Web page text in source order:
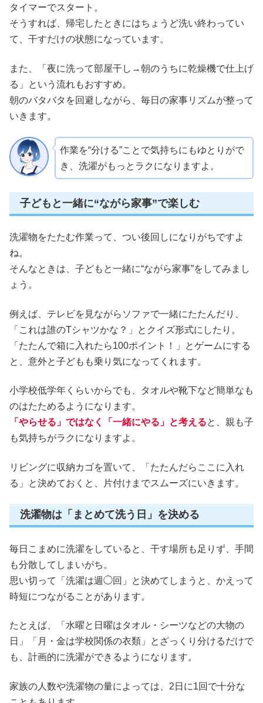
タイマーでスタート。
そうすれば、帰宅したときにはちょうど洗い終わってい
て、干すだけの状態になっています。
また、「夜に洗って部屋干し→朝のうちに乾燥機で仕上げ
る」という流れもおすすめ。
朝のバタバタを回避しながら、毎日の家事リズムが整って
いきます。
作業を“分ける”ことで気持ちにもゆとりがで
き、洗濯がもっとラクになりますよ。
子どもと一緒に“ながら家事”で楽しむ
洗濯物をたたむ作業って、つい後回しになりがちですよ
ね。
そんなときは、子どもと一緒に“ながら家事”をしてみまし
ょう。
例えば、テレビを見ながらソファで一緒にたたんだり、
「これは誰のTシャツかな？」とクイズ形式にしたり。
「たたんで箱に入れたら100ポイント！」とゲームにする
と、意外と子どもも乗り気になってくれます。
小学校低学年くらいからでも、タオルや靴下など簡単なも
のはたためるようになります。
「やらせる」ではなく「一緒にやる」と考えると、親も子
も気持ちがラクになりますよ。
リビングに収納カゴを置いて、「たたんだらここに入れ
る」と決めておくと、片付けまでスムーズにいきます。
洗濯物は「まとめて洗う日」を決める
毎日こまめに洗濯をしていると、干す場所も足りず、手間
も分散してしまいがち。
思い切って「洗濯は週◯回」と決めてしまうと、かえって
時短につながることがあります。
たとえば、「水曜と日曜はタオル・シーツなどの大物の
日」「月・金は学校関係の衣類」とざっくり分けるだけで
も、計画的に洗濯ができるようになります。
家族の人数や洗濯物の量によっては、2日に1回で十分な